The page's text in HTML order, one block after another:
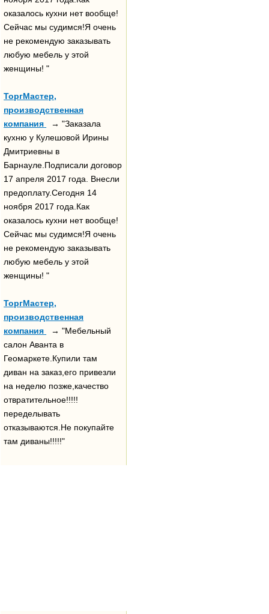
оказалось кухни нет вообще!
Сейчас мы судимся!Я очень
не рекомендую заказывать
любую мебель у этой
женщины! "
ТоргМастер,
производственная
компания
→ "Заказала
кухню у Кулешовой Ирины
Дмитриевны в
Барнауле.Подписали договор
17 апреля 2017 года. Внесли
предоплату.Сегодня 14
ноября 2017 года.Как
оказалось кухни нет вообще!
Сейчас мы судимся!Я очень
не рекомендую заказывать
любую мебель у этой
женщины! "
ТоргМастер,
производственная
компания
→ "Мебельный
салон Аванта в
Геомаркете.Купили там
диван на заказ,его привезли
на неделю позже,качество
отвратительное!!!!!
переделывать
отказываются.Не покупайте
там диваны!!!!!"